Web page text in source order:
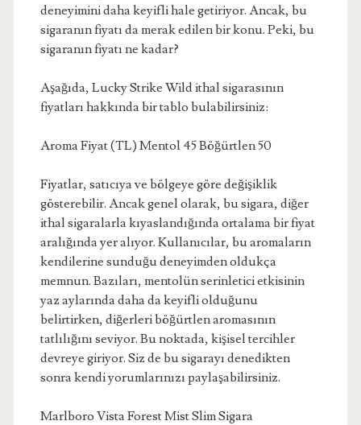
deneyimini daha keyifli hale getiriyor. Ancak, bu
sigaranın fiyatı da merak edilen bir konu. Peki, bu
sigaranın fiyatı ne kadar?
Aşağıda, Lucky Strike Wild ithal sigarasının
fiyatları hakkında bir tablo bulabilirsiniz:
Aroma Fiyat (TL) Mentol 45 Böğürtlen 50
Fiyatlar, satıcıya ve bölgeye göre değişiklik
gösterebilir. Ancak genel olarak, bu sigara, diğer
ithal sigaralarla kıyaslandığında ortalama bir fiyat
aralığında yer alıyor. Kullanıcılar, bu aromaların
kendilerine sunduğu deneyimden oldukça
memnun. Bazıları, mentolün serinletici etkisinin
yaz aylarında daha da keyifli olduğunu
belirtirken, diğerleri böğürtlen aromasının
tatlılığını seviyor. Bu noktada, kişisel tercihler
devreye giriyor. Siz de bu sigarayı denedikten
sonra kendi yorumlarınızı paylaşabilirsiniz.
Marlboro Vista Forest Mist Slim Sigara